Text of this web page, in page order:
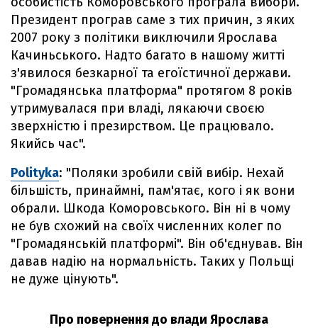
Президент програв саме з тих причин, з яких
2007 року з політики виключили Ярослава
Качиньського. Надто багато в нашому житті
з'явилося безкарної та егоїстичної держави.
"Громадянська платформа" протягом 8 років
утримувалася при владі, лякаючи своєю
зверхністю і презирством. Це працювало.
Якийсь час".
Polityka: "Поляки зробили свій вибір. Нехай
більшість, принаймні, пам'ятає, кого і як вони
обрали. Шкода Коморовського. Він ні в чому
не був схожий на своїх численних колег по
"Громадянській платформі". Він об'єднував. Він
давав надію на нормальність. Таких у Польщі
не дуже цінують".
Про повернення до влади Ярослава